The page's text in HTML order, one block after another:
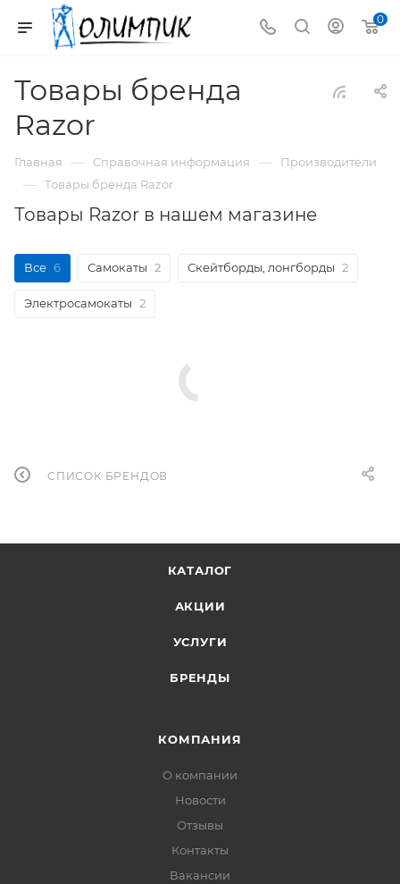
0
Товары бренда
Razor
Главная — Справочная информация — Производители
— Товары бренда Razor
Товары Razor в нашем магазине
Все 6 Самокаты 2 Скейтборды, лонгборды 2
Электросамокаты 2
СПИСОК БРЕНДОВ
КАТАЛОГ
АКЦИИ
УСЛУГИ
БРЕНДЫ
КОМПАНИЯ
О компании
Новости
Отзывы
Контакты
Вакансии